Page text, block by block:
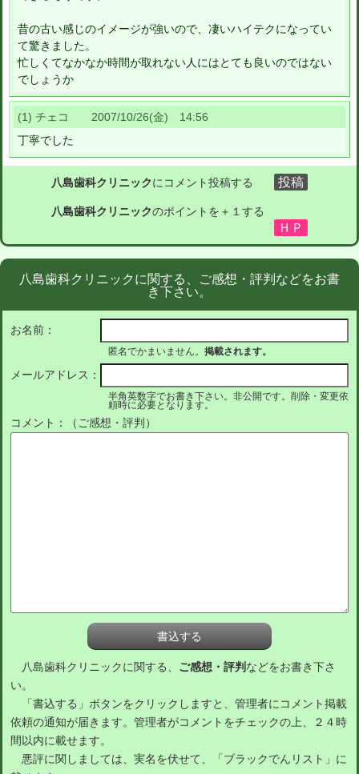
昔の古い感じのイメージが強いので、凄いハイテクになってい
て驚きました。
忙しくてなかなか時間が取れない人にはとても良いのではない
でしょうか
(1) チェコ 2007/10/26(金) 14:56
丁寧でした
八島歯科クリニックにコメント投稿する
八島歯科クリニックのポイントを＋１する
八島歯科クリニックに関する、ご感想・評判などをお書
き下さい。
お名前：
匿名でかまいません。 掲載されます。
メールアドレス：
半角英数字でお書き下さい。非公開です。削除・変更依
頼時に必要となります。
コメント：（ご感想・評判）
八島歯科クリニックに関する、 ご感想・評判 などをお書き下さ
い。
「書込する」ボタンをクリックしますと、管理者にコメント掲載
依頼の通知が届きます。管理者がコメントをチェックの上、２４時
間以内に載せます。
悪評に関しましては、実名を伏せて、「ブラックでんリスト」に